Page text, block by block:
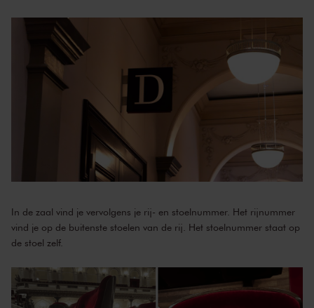
In de zaal vind je vervolgens je rij- en stoelnummer. Het rijnummer
vind je op de buitenste stoelen van de rij. Het stoelnummer staat op
de stoel zelf.